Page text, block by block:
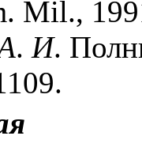
Mil.,
. И.